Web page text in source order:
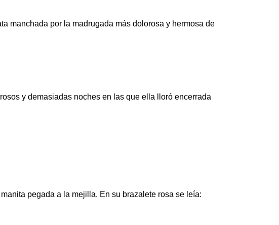
manchada por la madrugada más dolorosa y hermosa de
y demasiadas noches en las que ella lloró encerrada
pegada a la mejilla. En su brazalete rosa se leía: